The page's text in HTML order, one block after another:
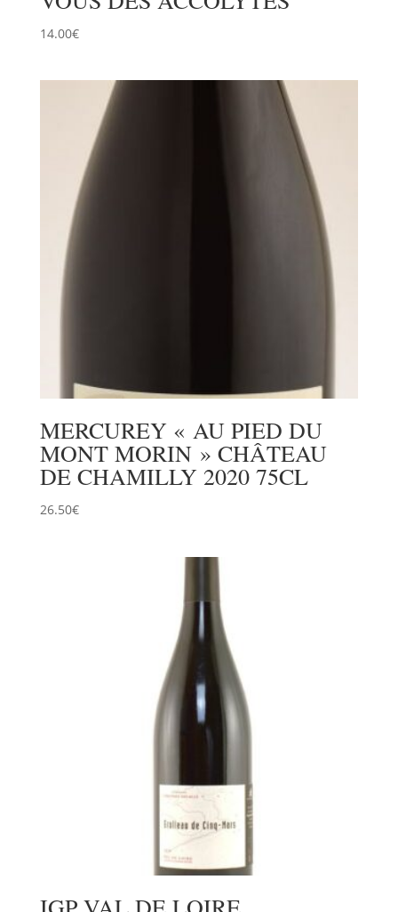
14.00€
MERCUREY « AU PIED DU
MONT MORIN » CHÂTEAU
DE CHAMILLY 2020 75CL
26.50€